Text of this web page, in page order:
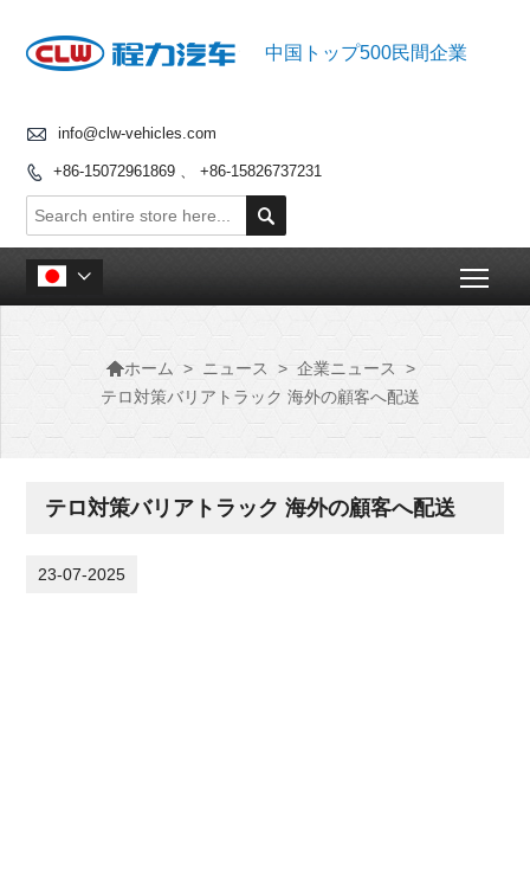
中国トップ500民間企業
 info@clw-vehicles.com
 +86-15072961869 、 +86-15826737231


ホーム > ニュース > 企業ニュース
>
テロ対策バリアトラック 海外の顧客へ配送
テロ対策バリアトラック 海外の顧客へ配送
23-07-2025